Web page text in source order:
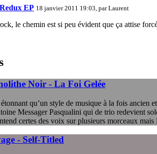
EP 18 janvier 2011 19:03, parLaurent
le chemin est si peu évident que ça attise
Noir - La Foi Gelée
qu’un style de musique à la fois ancien
Messager Pasqualini qui de trio redevient
certes des voix sur plusieurs morceaux
- Self-Titled